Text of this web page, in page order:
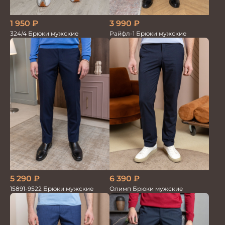
1 950 ₽
324/4 Брюки мужские
3 990 ₽
Райфл-1 Брюки мужские
5 290 ₽
15891-9522 Брюки мужские
6 390 ₽
Олимп Брюки мужские